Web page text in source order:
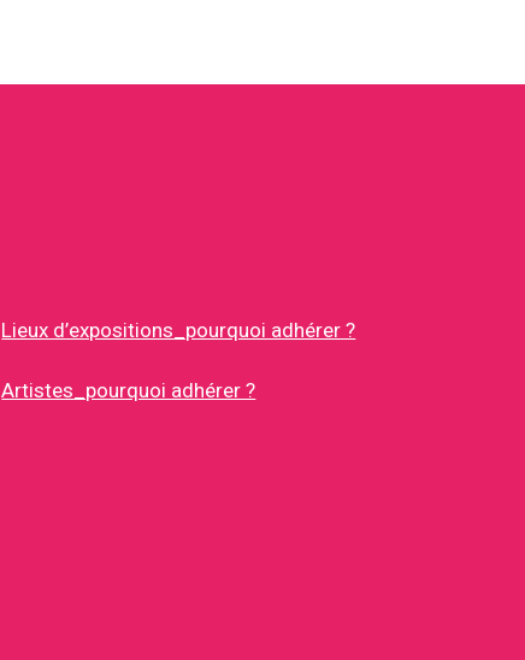
Lieux d’expositions_pourquoi adhérer ?
Artistes_pourquoi adhérer ?